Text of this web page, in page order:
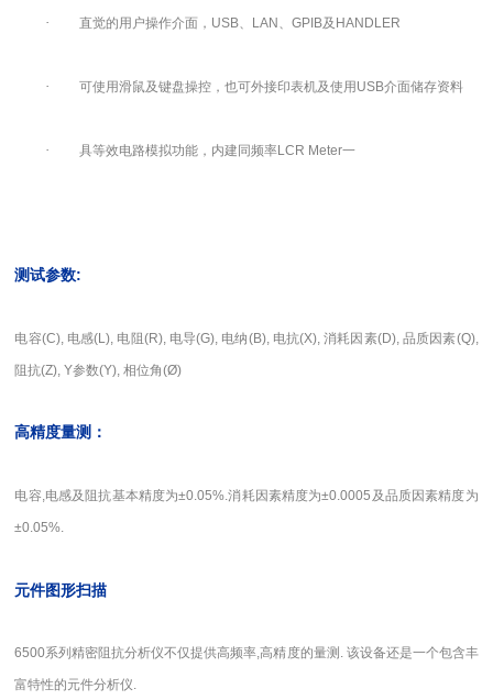
·直觉的用户操作介面，USB、LAN、GPIB及HANDLER
·可使用滑鼠及键盘操控，也可外接印表机及使用USB介面储存资料
·具等效电路模拟功能，内建同频率LCR Meter一
测试参数:
电容(C), 电感(L), 电阻(R), 电导(G), 电纳(B), 电抗(X), 消耗因素(D), 品质因素(Q),
阻抗(Z), Y参数(Y), 相位角(Ø)
高精度量测：
电容,电感及阻抗基本精度为±0.05%.消耗因素精度为±0.0005及品质因素精度为
±0.05%.
元件图形扫描
6500系列精密阻抗分析仪不仅提供高频率,高精度的量测. 该设备还是一个包含丰
富特性的元件分析仪.